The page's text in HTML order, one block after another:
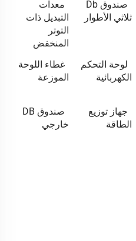
صندوق Db
ثلاثي الأطوار
معدات
التبديل ذات
التوتر
المنخفض
لوحة التحكم
الكهربائية
غطاء اللوحة
الموزعة
جهاز توزيع
الطاقة
صندوق DB
خارجي